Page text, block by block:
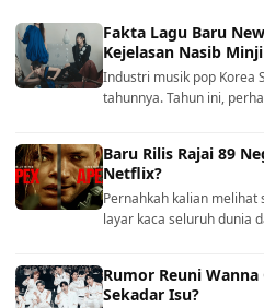
Fakta Lagu Baru
Kejelasan Nasib Minji
Industri musik pop Korea
tahunnya. Tahun ini,
Baru Rilis Rajai 89
Netflix?
Pernahkah kalian
layar kaca seluruh dunia
Rumor Reuni
Sekadar Isu?